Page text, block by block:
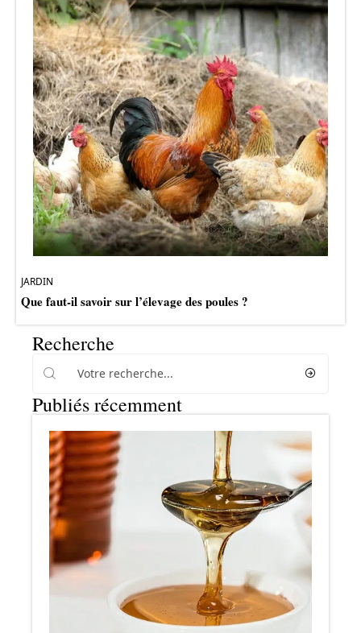
JARDIN
Que faut-il savoir sur l’élevage des poules ?
Recherche
Publiés récemment